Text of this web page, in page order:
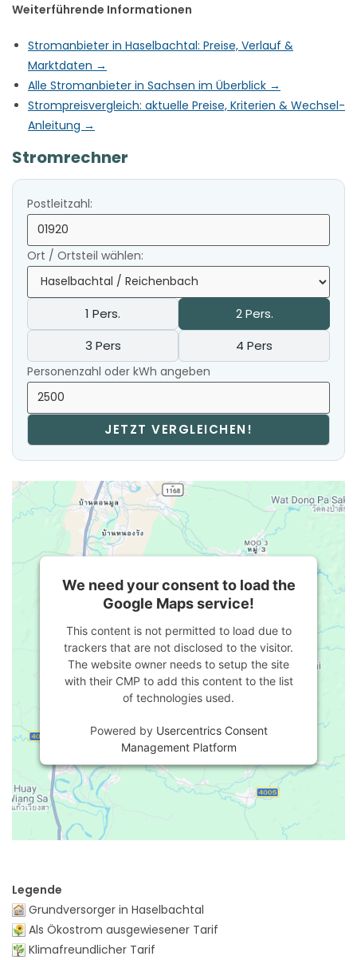
Weiterführende Informationen
Stromanbieter in Haselbachtal: Preise, Verlauf &
Marktdaten →
Alle Stromanbieter in Sachsen im Überblick →
Strompreisvergleich: aktuelle Preise, Kriterien & Wechsel-
Anleitung →
Stromrechner
Postleitzahl:
Ort / Ortsteil wählen:
1 Pers.
2 Pers.
3 Pers
4 Pers
Personenzahl oder kWh angeben
JETZT VERGLEICHEN!
We need your consent to load the
Google Maps service!
This content is not permitted to load due to
trackers that are not disclosed to the visitor.
The website owner needs to setup the site
with their CMP to add this content to the list
of technologies used.
Powered by Usercentrics Consent
Management Platform
Legende
Grundversorger in Haselbachtal
Als Ökostrom ausgewiesener Tarif
Klimafreundlicher Tarif